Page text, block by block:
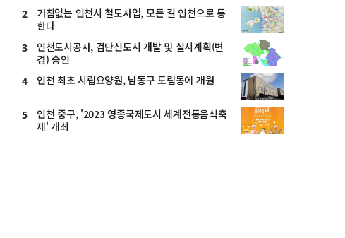
2
거침없는 인천시 철도사업, 모든 길 인천으로 통
한다
3
인천도시공사, 검단신도시 개발 및 실시계획(변
경) 승인
4 인천 최초 시립요양원, 남동구 도림동에 개원
5
인천 중구, '2023 영종국제도시 세계전통음식축
제' 개최